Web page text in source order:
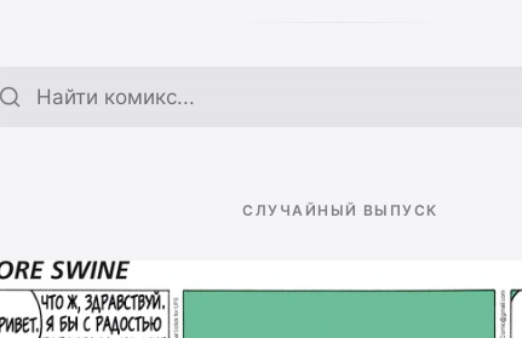
Поиск по архиву
СЛУЧАЙНЫЙ ВЫПУСК